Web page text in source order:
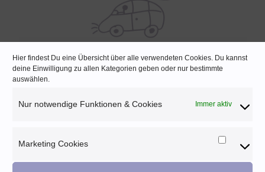
Hier findest Du eine Übersicht über alle verwendeten Cookies. Du kannst
deine Einwilligung zu allen Kategorien geben oder nur bestimmte
auswählen.
Nur notwendige Funktionen & Cookies Immer aktiv
Marketing Cookies
Cookies
SCHNELLE LIEFERUNG
Lagernde Artikel werden noch am selben Tag verpackt
Melde dich für unseren Newsletter an und
profitiere von diesen Vorteilen: